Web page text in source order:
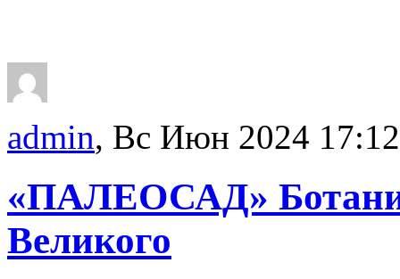
admin, Вс Июн 2024 17:12
«ПАЛЕОСАД»
Великого